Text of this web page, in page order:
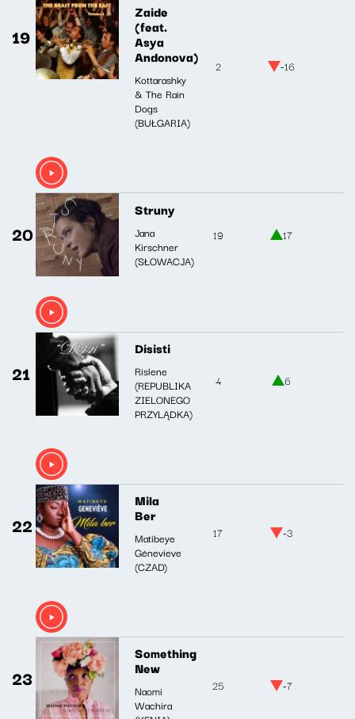
19
Zaide
(feat.
Asya
Andonova)
Kottarashky
& The Rain
Dogs
(BUŁGARIA)
2 -16
20
Struny
Jana
Kirschner
(SŁOWACJA)
19 17
21
Disisti
Rislene
(REPUBLIKA
ZIELONEGO
PRZYLĄDKA)
4 6
22
Mila
Ber
Matibeye
Génevieve
(CZAD)
17 -3
23
Something
New
Naomi
Wachira
25 -7